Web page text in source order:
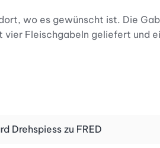
wo es gewünscht ist. Die
Fleischgabeln geliefert und
sondern auch auf andere
Drehspiess zu FRED